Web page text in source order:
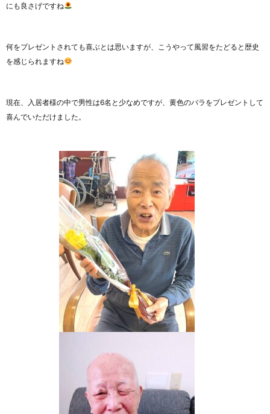
にも良さげですね
何をプレゼントされても喜ぶとは思いますが、こうやって風習をたどると歴史
を感じられますね
現在、入居者様の中で男性は6名と少なめですが、黄色のバラをプレゼントして
喜んでいただけました。